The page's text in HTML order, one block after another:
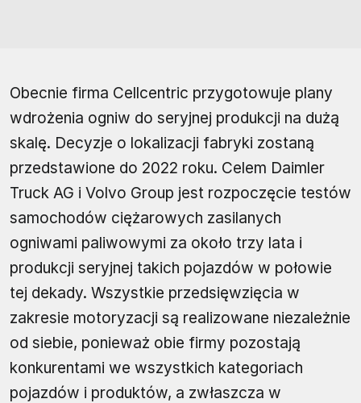
Obecnie firma Cellcentric przygotowuje plany
wdrożenia ogniw do seryjnej produkcji na dużą
skalę. Decyzje o lokalizacji fabryki zostaną
przedstawione do 2022 roku. Celem Daimler
Truck AG i Volvo Group jest rozpoczęcie testów
samochodów ciężarowych zasilanych
ogniwami paliwowymi za około trzy lata i
produkcji seryjnej takich pojazdów w połowie
tej dekady. Wszystkie przedsięwzięcia w
zakresie motoryzacji są realizowane niezależnie
od siebie, ponieważ obie firmy pozostają
konkurentami we wszystkich kategoriach
pojazdów i produktów, a zwłaszcza w